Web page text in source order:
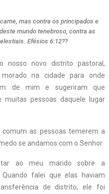
mas contra os principados e
mundo tenebroso, contra as
Efésios 6:12??
nosso novo distrito pastoral,
na cidade para onde
de mim e sugeriram que
muitas pessoas daquele lugar
as pessoas temerem a
se andamos com o Senhor.
ao meu marido sobre a
Quando falei que elas haviam
de distrito, ele foi